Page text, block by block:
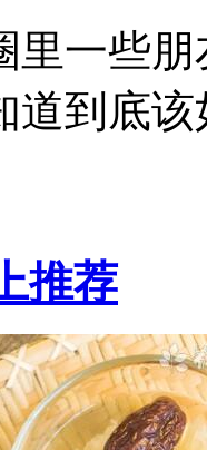
里一些
道到底
推荐